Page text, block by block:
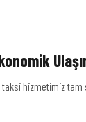
taksi